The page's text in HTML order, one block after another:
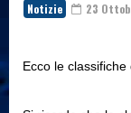
g
i
Notizie 23
Ecco le